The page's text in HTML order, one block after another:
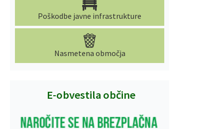
Poškodbe javne infrastrukture
Nasmetena območja
E-obvestila občine